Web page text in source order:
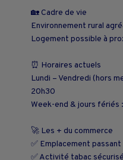
🏡 Cadre de vie
Environnement rural
Logement possible à
⏰ Horaires actuels
Lundi – Vendredi (hors
20h30
Week-end & jours fériés
🚀 Les + du commerce
✅ Emplacement passant
✅ Activité tabac